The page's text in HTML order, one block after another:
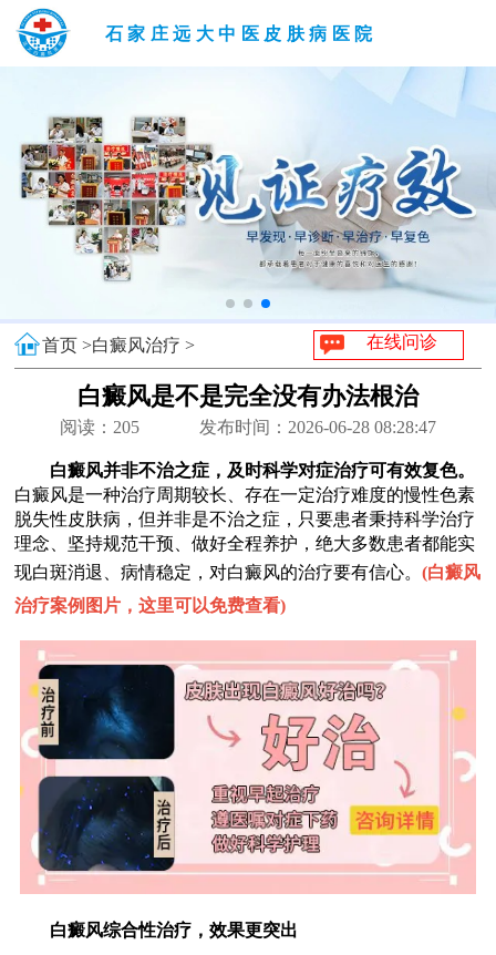
石家庄远大中医皮肤病医院
首页 >白癜风治疗 > 在线问诊
白癜风是不是完全没有办法根治
阅读： 205 发布时间：2026-06-28 08:28:47
白癜风并非不治之症，及时科学对症治疗可有效复色。
白癜风是一种治疗周期较长、存在一定治疗难度的慢性色素
脱失性皮肤病，但并非是不治之症，只要患者秉持科学治疗
理念、坚持规范干预、做好全程养护，绝大多数患者都能实
现白斑消退、病情稳定，对白癜风的治疗要有信心。(白癜风
治疗案例图片，这里可以免费查看)
白癜风综合性治疗，效果更突出